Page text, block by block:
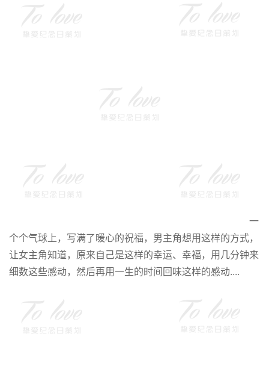
一
个个气球上，写满了暖心的祝福，男主角想用这样的方式，
让女主角知道，原来自己是这样的幸运、幸福，用几分钟来
细数这些感动，然后再用一生的时间回味这样的感动....